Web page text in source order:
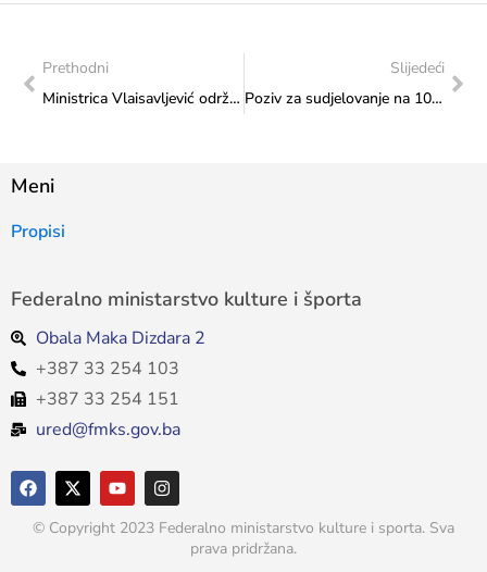
Prethodni
Ministrica Vlaisavljević održala sastanak s predstavnicima gimnastičkih klubova iz Federacije BiH
Slijedeći
Poziv za sudjelovanje na 10. godišnjoj međunarodnoj konferenciji u Dohi
Meni
Propisi
Federalno ministarstvo kulture i športa
Obala Maka Dizdara 2
+387 33 254 103
+387 33 254 151
ured@fmks.gov.ba
© Copyright 2023 Federalno ministarstvo kulture i sporta. Sva
prava pridržana.